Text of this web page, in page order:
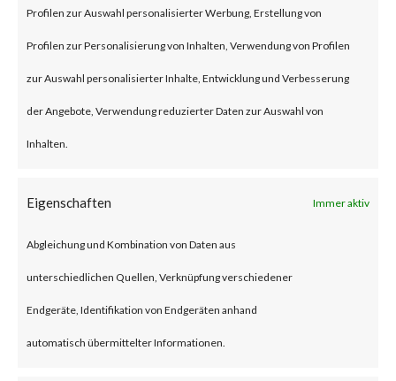
Profilen zur Auswahl personalisierter Werbung, Erstellung von
Profilen zur Personalisierung von Inhalten, Verwendung von Profilen
zur Auswahl personalisierter Inhalte, Entwicklung und Verbesserung
der Angebote, Verwendung reduzierter Daten zur Auswahl von
Inhalten.
Eigenschaften Immer aktiv
Abgleichung und Kombination von Daten aus
unterschiedlichen Quellen, Verknüpfung verschiedener
Endgeräte, Identifikation von Endgeräten anhand
automatisch übermittelter Informationen.
persistence on the module, and
potentially affecting the
underlying industrial process,
which could result in destructive
or disruptive consequences. The
score of 9.8 and is rated critical
by Rockwell Automation.